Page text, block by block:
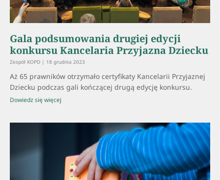
Gala podsumowania drugiej edycji
konkursu Kancelaria Przyjazna Dziecku
Zespół KOPD 18 grudnia 2023
Aż 65 prawników otrzymało certyfikaty Kancelarii Przyjaznej
Dziecku podczas gali kończącej drugą edycję konkursu.
Dowiedz się więcej